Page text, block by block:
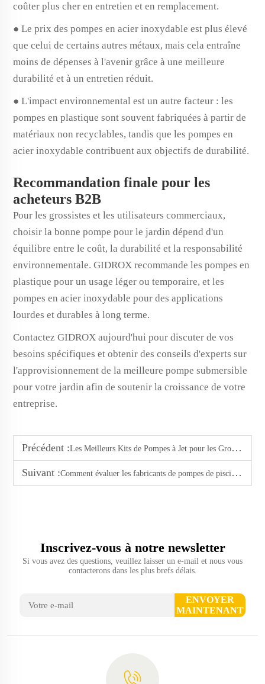
coûter plus cher en entretien et en remplacement.
● Le prix des pompes en acier inoxydable est plus élevé
que celui de certains autres métaux, mais cela entraîne
moins de dépenses à l'avenir grâce à une meilleure
durabilité et à un entretien réduit.
● L'impact environnemental est un autre facteur : les
pompes en plastique sont souvent fabriquées à partir de
matériaux non recyclables, tandis que les pompes en
acier inoxydable contribuent aux objectifs de durabilité.
Recommandation finale pour les
acheteurs B2B
Pour les grossistes et les utilisateurs commerciaux,
choisir la bonne pompe pour le jardin dépend d'un
équilibre entre le coût, la durabilité et la responsabilité
environnementale. GIDROX recommande les pompes en
plastique pour un usage léger ou temporaire, et les
pompes en acier inoxydable pour des applications
lourdes et durables à long terme.
Contactez GIDROX aujourd'hui pour discuter de vos
besoins spécifiques et obtenir des conseils d'experts sur
l'approvisionnement de la meilleure pompe submersible
pour votre jardin afin de soutenir la croissance de votre
entreprise.
Précédent :Les Meilleurs Kits de Pompes à Jet pour les Grossistes d'Équipements de Jardin en 2025
Suivant :Comment évaluer les fabricants de pompes de piscine : facteurs clés à considérer
Inscrivez-vous à notre newsletter
Si vous avez des questions, veuillez laisser un e-mail et nous vous
contacterons dans les plus brefs délais.
ENVOYER
MAINTENANT